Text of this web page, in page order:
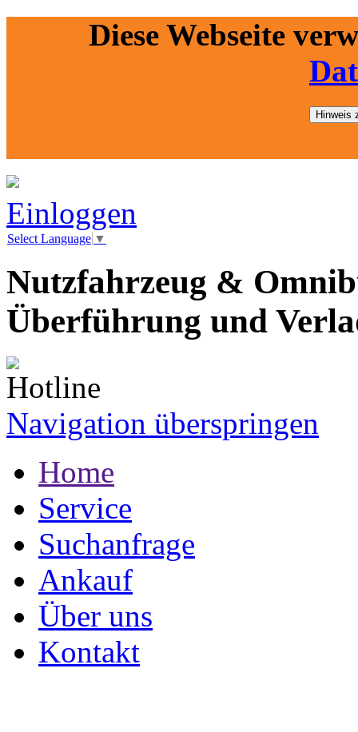
Diese Webseite
Hinweis
Einloggen
Select Language ▼
Nutzfahrzeug &
Überführung und
Navigation überspringen
Home
Service
Suchanfrage
Ankauf
Über uns
Kontakt